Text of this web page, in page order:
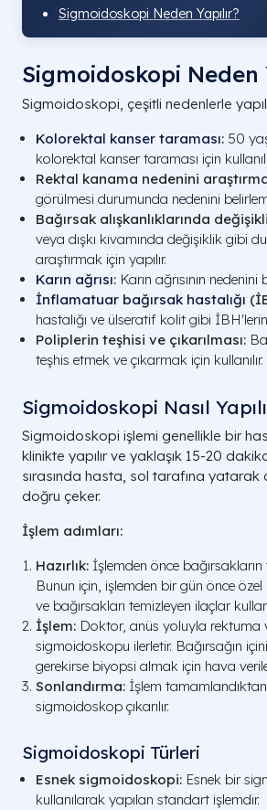
Sigmoidoskopi Neden Yapılır?
Sigmoidoskopi Neden
Sigmoidoskopi, çeşitli nedenlerle
Kolorektal kanser taraması: 50
kolorektal kanser taraması için
Rektal kanama nedenini
görülmesi durumunda nedenini
Bağırsak alışkanlıklarında
veya dışkı kıvamında değişiklik gibi
araştırmak için yapılır.
Karın ağrısı: Karın ağrısının nedenini
İnflamatuar bağırsak hastalığı
hastalığı ve ülseratif kolit gibi İBH'lerin
Poliplerin teşhisi ve çıkarılması:
teşhis etmek ve çıkarmak için kullanılır.
Sigmoidoskopi Nasıl
Sigmoidoskopi işlemi genellikle bir
klinikte yapılır ve yaklaşık 15-20
sırasında hasta, sol tarafına yatarak
doğru çeker.
İşlem adımları:
Hazırlık: İşlemden önce
Bunun için, işlemden bir gün önce
ve bağırsakları temizleyen ilaçlar
İşlem: Doktor, anüs yoluyla rektuma
sigmoidoskopu ilerletir. Bağırsağın
gerekirse biyopsi almak için hava
Sonlandırma: İşlem
sigmoidoskop çıkarılır.
Sigmoidoskopi Türleri
Esnek sigmoidoskopi: Esnek bir
kullanılarak yapılan standart işlemdir.